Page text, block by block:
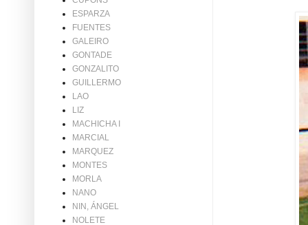
ESPARZA
FUENTES
GALEIRO
GONTADE
GONZALITO
GUILLERMO
LAO
LIZ
MACHICHA I
MARCIAL
MARQUEZ
MONTES
MORLA
NANO
NIN, ÁNGEL
NOLETE